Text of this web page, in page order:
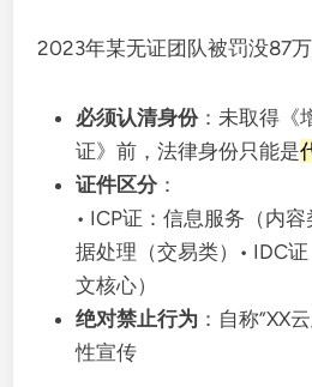
2023年某无证团队被罚没87
必须认清身份：未取得《
证》前，法律身份只能是
证件区分 ：
• ICP证：信息服务（内
据处理（交易类）• IDC
文核心）
绝对禁止行为 ：自称”XX
性宣传